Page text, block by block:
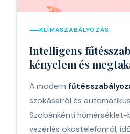
KLÍMASZABÁLYOZÁS
Intelligens
kényelem és
A modern
szokásairól és
Szobánkénti hőmérséklet-
vezérlés okostelefonról,